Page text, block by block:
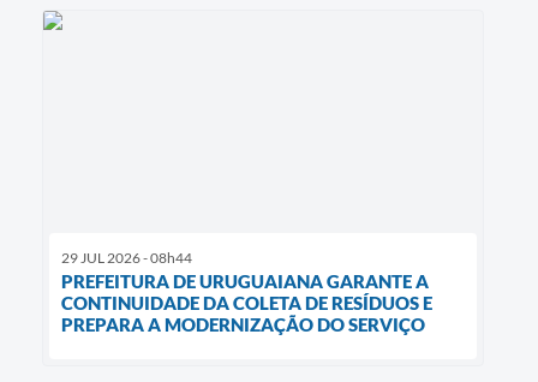
29 JUL 2026 - 08h44
PREFEITURA DE URUGUAIANA GARANTE A
CONTINUIDADE DA COLETA DE RESÍDUOS E
PREPARA A MODERNIZAÇÃO DO SERVIÇO